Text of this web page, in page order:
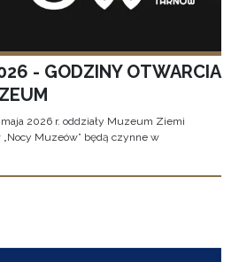
- GODZINY OTWARCIA
2026 r. oddziały Muzeum Ziemi
Muzeów” będą czynne w